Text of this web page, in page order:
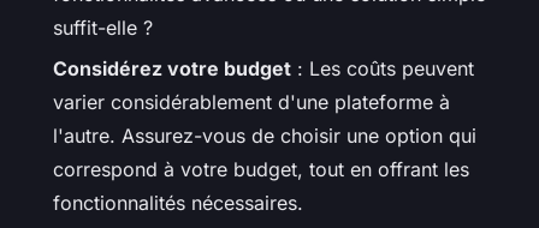
suffit-elle ?
Considérez votre budget : Les coûts peuvent
varier considérablement d'une plateforme à
l'autre. Assurez-vous de choisir une option qui
correspond à votre budget, tout en offrant les
fonctionnalités nécessaires.